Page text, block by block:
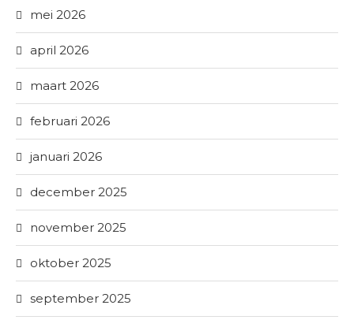
mei 2026
april 2026
maart 2026
februari 2026
januari 2026
december 2025
november 2025
oktober 2025
september 2025